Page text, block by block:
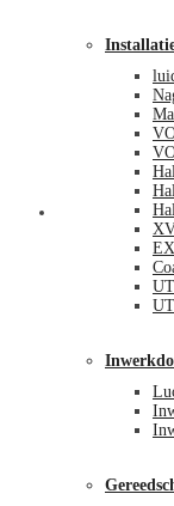
Mijn account